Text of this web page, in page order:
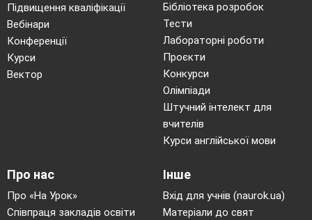
Підвищення кваліфікації
Вебінари
Конференції
Курси
Вектор
Бібліотека розробок
Тести
Лабораторні роботи
Проєкти
Конкурси
Олімпіади
Штучний інтелект для
вчителів
Курси англійської мови
Про нас
Про «На Урок»
Співпраця закладів освіти
Інше
Вхід для учнів (naurok.ua)
Матеріали до свят